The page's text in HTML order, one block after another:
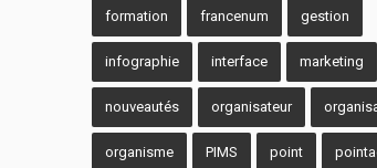
formation francenum gestion
infographie interface marketing
nouveautés organisateur
organisme PIMS point